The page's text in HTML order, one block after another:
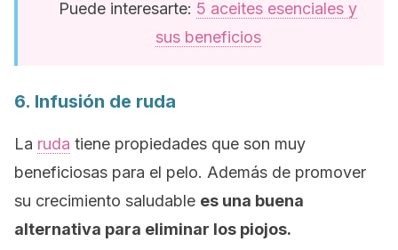
Puede interesarte: 5 aceites esenciales y
sus beneficios
6. Infusión de ruda
La ruda tiene propiedades que son muy
beneficiosas para el pelo. Además de promover
su crecimiento saludable es una buena
alternativa para eliminar los piojos.